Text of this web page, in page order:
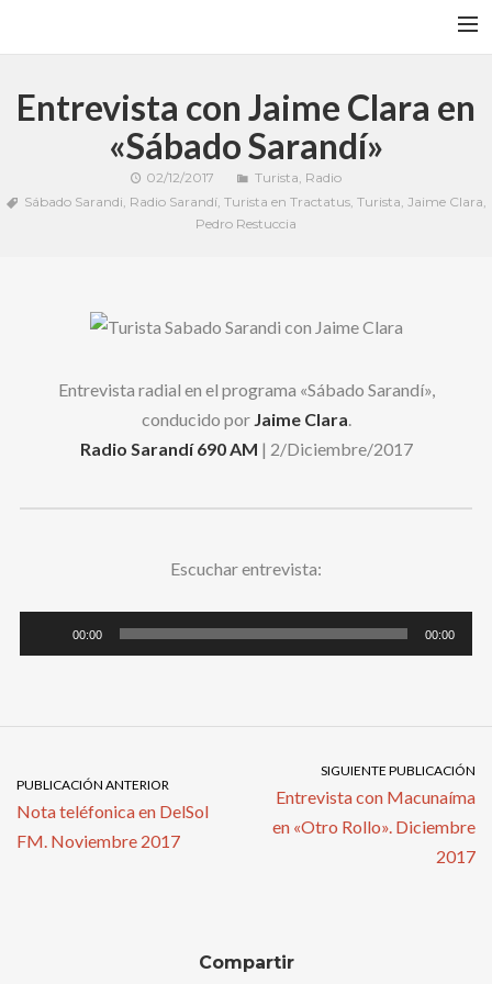
DISCOGRAFÍA
ARTÍCULOS
BANDCAMP
RIMEDIO E’ YUYO
Entrevista con Jaime Clara en
«Sábado Sarandí»
02/12/2017 Turista, Radio
Sábado Sarandi, Radio Sarandí, Turista en Tractatus, Turista, Jaime Clara,
Pedro Restuccia
Entrevista radial en el programa «Sábado Sarandí»,
conducido por Jaime Clara.
Radio Sarandí 690 AM | 2/Diciembre/2017
Escuchar entrevista:
00:00 00:00
PUBLICACIÓN ANTERIOR
Nota teléfonica en DelSol
FM. Noviembre 2017
SIGUIENTE PUBLICACIÓN
Entrevista con Macunaíma
en «Otro Rollo». Diciembre
2017
Compartir